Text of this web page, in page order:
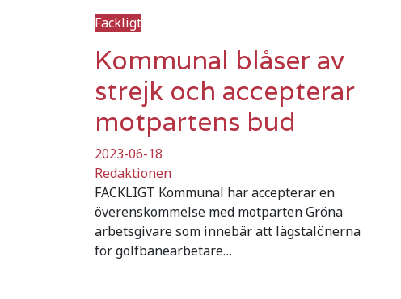
Fackligt
Kommunal blåser av
strejk och accepterar
motpartens bud
2023-06-18
Redaktionen
FACKLIGT Kommunal har accepterar en
överenskommelse med motparten Gröna
arbetsgivare som innebär att lägstalönerna
för golfbanearbetare…